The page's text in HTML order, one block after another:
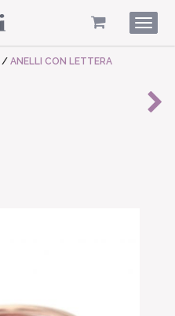
/ ANELLI CON LETTERA